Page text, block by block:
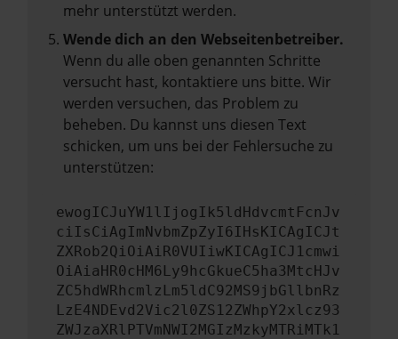
mehr unterstützt werden.
Wende dich an den Webseitenbetreiber.
Wenn du alle oben genannten Schritte
versucht hast, kontaktiere uns bitte. Wir
werden versuchen, das Problem zu
beheben. Du kannst uns diesen Text
schicken, um uns bei der Fehlersuche zu
unterstützen:
ewogICJuYW1lIjogIk5ldHdvcmtFcnJv
ciIsCiAgImNvbmZpZyI6IHsKICAgICJt
ZXRob2QiOiAiR0VUIiwKICAgICJ1cmwi
OiAiaHR0cHM6Ly9hcGkueC5ha3MtcHJv
ZC5hdWRhcmlzLm5ldC92MS9jbGllbnRz
LzE4NDEvd2Vic2l0ZS12ZWhpY2xlcz93
ZWJzaXRlPTVmNWI2MGIzMzkyMTRiMTk1